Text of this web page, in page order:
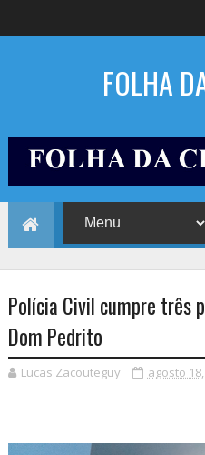
FOLHA
Polícia Civil cumpre três
Dom Pedrito
Lucas Zacouteguy agosto